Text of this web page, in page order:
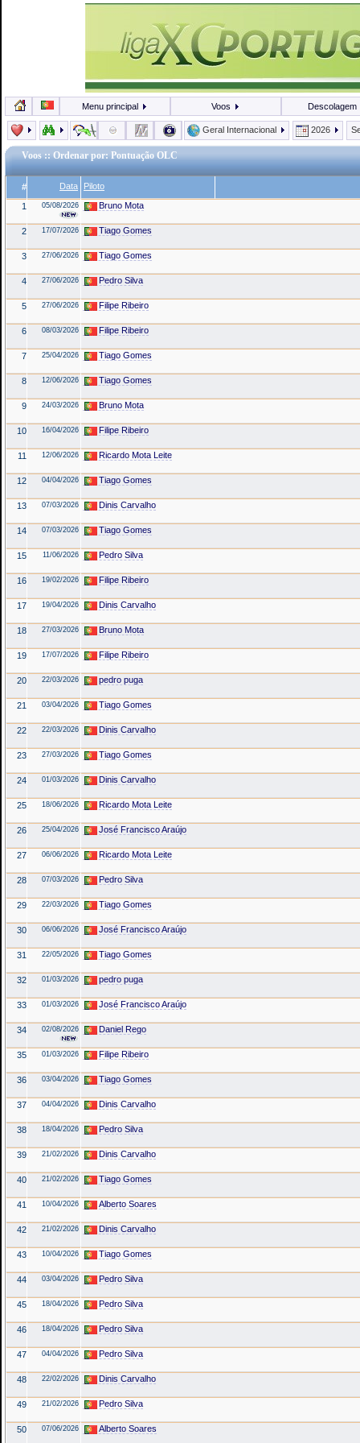
Menu principal Voos Descolagem
Geral Internacional 2026
Voos :: Ordenar por: Pontuação OLC
# Data Piloto
1 05/08/2026 Bruno Mota
2 17/07/2026 Tiago Gomes
3 27/06/2026 Tiago Gomes
4 27/06/2026 Pedro Silva
5 27/06/2026 Filipe Ribeiro
6 08/03/2026 Filipe Ribeiro
7 25/04/2026 Tiago Gomes
8 12/06/2026 Tiago Gomes
9 24/03/2026 Bruno Mota
10 16/04/2026 Filipe Ribeiro
11 12/06/2026 Ricardo Mota Leite
12 04/04/2026 Tiago Gomes
13 07/03/2026 Dinis Carvalho
14 07/03/2026 Tiago Gomes
15 11/06/2026 Pedro Silva
16 19/02/2026 Filipe Ribeiro
17 19/04/2026 Dinis Carvalho
18 27/03/2026 Bruno Mota
19 17/07/2026 Filipe Ribeiro
20 22/03/2026 pedro puga
21 03/04/2026 Tiago Gomes
22 22/03/2026 Dinis Carvalho
23 27/03/2026 Tiago Gomes
24 01/03/2026 Dinis Carvalho
25 18/06/2026 Ricardo Mota Leite
26 25/04/2026 José Francisco Araújo
27 06/06/2026 Ricardo Mota Leite
28 07/03/2026 Pedro Silva
29 22/03/2026 Tiago Gomes
30 06/06/2026 José Francisco Araújo
31 22/05/2026 Tiago Gomes
32 01/03/2026 pedro puga
33 01/03/2026 José Francisco Araújo
34 02/08/2026 Daniel Rego
35 01/03/2026 Filipe Ribeiro
36 03/04/2026 Tiago Gomes
37 04/04/2026 Dinis Carvalho
38 18/04/2026 Pedro Silva
39 21/02/2026 Dinis Carvalho
40 21/02/2026 Tiago Gomes
41 10/04/2026 Alberto Soares
42 21/02/2026 Dinis Carvalho
43 10/04/2026 Tiago Gomes
44 03/04/2026 Pedro Silva
45 18/04/2026 Pedro Silva
46 18/04/2026 Pedro Silva
47 04/04/2026 Pedro Silva
48 22/02/2026 Dinis Carvalho
49 21/02/2026 Pedro Silva
50 07/06/2026 Alberto Soares